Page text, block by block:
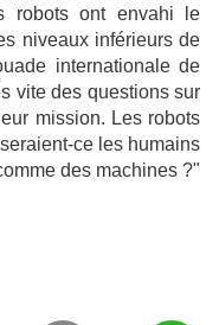
robots ont envahi le
niveaux inférieurs de
internationale de
vite des questions sur
mission. Les robots
ce les humains
des machines ?"